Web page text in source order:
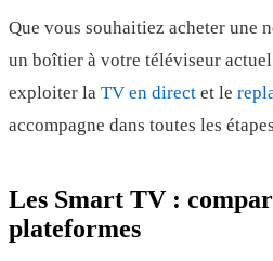
Que vous souhaitiez acheter une
un boîtier à votre téléviseur
exploiter la TV en direct et le
accompagne dans toutes les
Les Smart TV :
plateformes